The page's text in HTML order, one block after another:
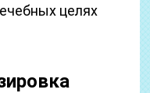
целях